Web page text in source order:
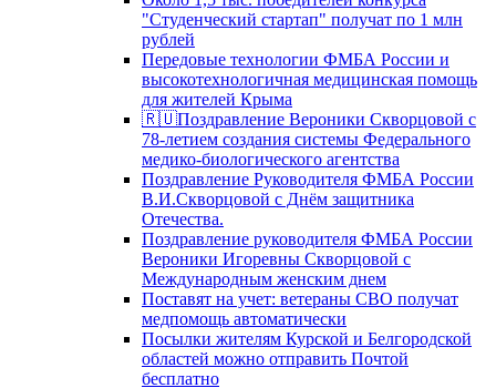
"Студенческий стартап" получат по 1 млн
рублей
Передовые технологии ФМБА России и
высокотехнологичная медицинская помощь
для жителей Крыма
🇷🇺Поздравление Вероники Скворцовой с
78-летием создания системы Федерального
медико-биологического агентства
Поздравление Руководителя ФМБА России
В.И.Скворцовой с Днём защитника
Отечества.
Поздравление руководителя ФМБА России
Вероники Игоревны Скворцовой с
Международным женским днем
Поставят на учет: ветераны СВО получат
медпомощь автоматически
Посылки жителям Курской и Белгородской
областей можно отправить Почтой
бесплатно